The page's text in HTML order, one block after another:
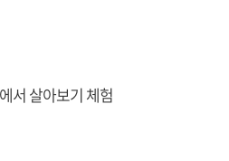
서 살아보기 체험